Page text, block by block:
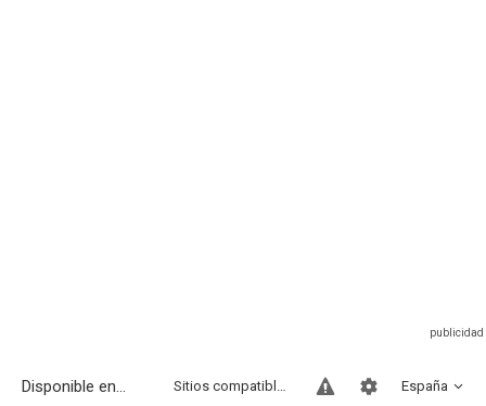
Disponible en... España
Sitios compatibles